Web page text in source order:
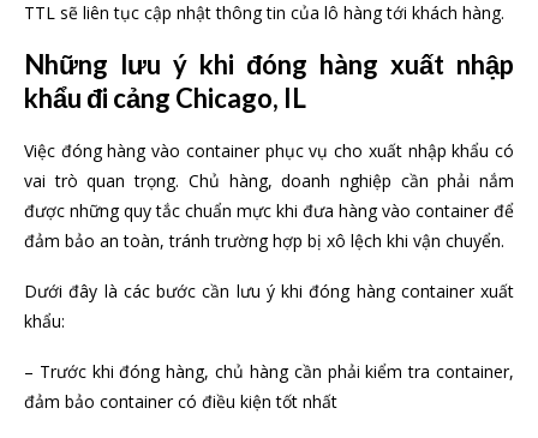
TTL sẽ liên tục cập nhật thông tin của lô hàng tới khách hàng.
Những lưu ý khi đóng hàng xuất nhập
khẩu đi cảng Chicago, IL
Việc đóng hàng vào container phục vụ cho xuất nhập khẩu có
vai trò quan trọng. Chủ hàng, doanh nghiệp cần phải nắm
được những quy tắc chuẩn mực khi đưa hàng vào container để
đảm bảo an toàn, tránh trường hợp bị xô lệch khi vận chuyển.
Dưới đây là các bước cần lưu ý khi đóng hàng container xuất
khẩu:
– Trước khi đóng hàng, chủ hàng cần phải kiểm tra container,
đảm bảo container có điều kiện tốt nhất